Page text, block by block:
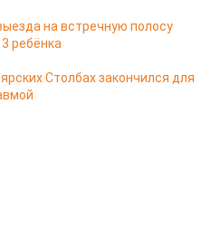
на встречную полосу
ребёнка
Столбах закончился для